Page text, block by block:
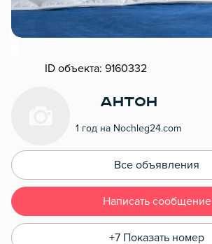
ID объекта: 9160332
Антон
1 год на Nochleg24.com
Все объявления
Написать сообщение
+7 Показать номер